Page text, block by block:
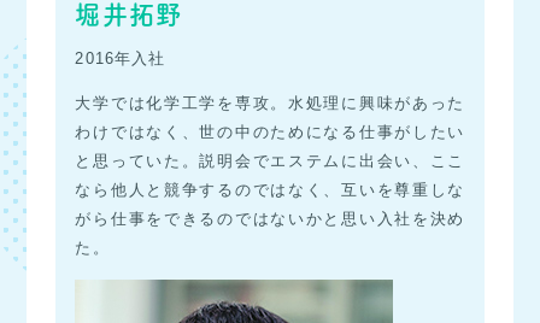
堀井拓野
2016年入社
大学では化学工学を専攻。水処理に興味があった
わけではなく、世の中のためになる仕事がしたい
と思っていた。説明会でエステムに出会い、ここ
なら他人と競争するのではなく、互いを尊重しな
がら仕事をできるのではないかと思い入社を決め
た。